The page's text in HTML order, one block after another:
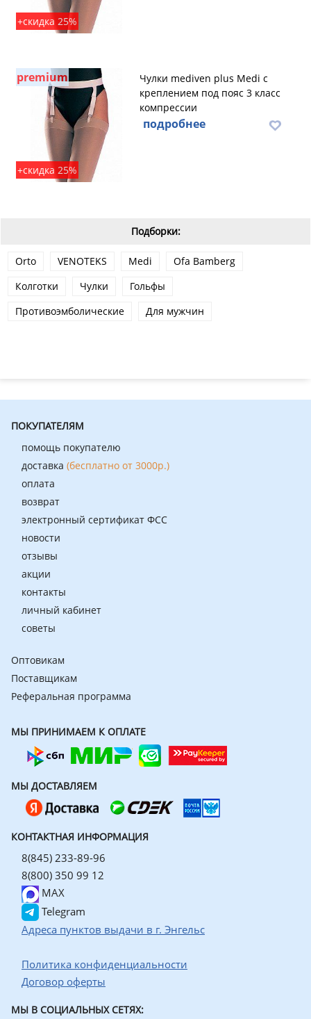
+скидка 25%
premium
+скидка 25%
Чулки mediven plus Medi с
креплением под пояс 3 класс
компрессии
подробнее
Подборки:
Orto VENOTEKS Medi
Ofa Bamberg
Колготки
Чулки
Гольфы
Противоэмболические
Для мужчин
ПОКУПАТЕЛЯМ
помощь покупателю
доставка (бесплатно от 3000р.)
оплата
возврат
электронный сертификат ФСС
новости
отзывы
акции
контакты
личный кабинет
советы
Оптовикам
Поставщикам
Реферальная программа
МЫ ПРИНИМАЕМ К ОПЛАТЕ
МЫ ДОСТАВЛЯЕМ
КОНТАКТНАЯ ИНФОРМАЦИЯ
8(845) 233-89-96
8(800) 350 99 12
MAX
Telegram
Адреса пунктов выдачи в г. Энгельс
Политика конфиденциальности
Договор оферты
МЫ В СОЦИАЛЬНЫХ СЕТЯХ: